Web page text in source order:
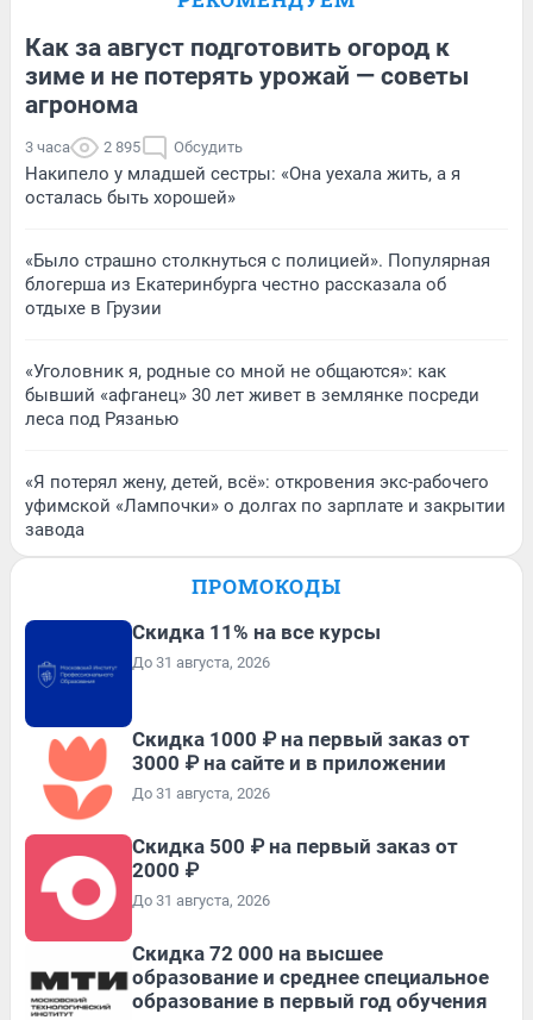
Как за август подготовить огород к
зиме и не потерять урожай — советы
агронома
3 часа 2 895 Обсудить
Накипело у младшей сестры: «Она уехала жить, а я
осталась быть хорошей»
«Было страшно столкнуться с полицией». Популярная
блогерша из Екатеринбурга честно рассказала об
отдыхе в Грузии
«Уголовник я, родные со мной не общаются»: как
бывший «афганец» 30 лет живет в землянке посреди
леса под Рязанью
«Я потерял жену, детей, всё»: откровения экс-рабочего
уфимской «Лампочки» о долгах по зарплате и закрытии
завода
ПРОМОКОДЫ
Скидка 11% на все курсы
До 31 августа, 2026
Скидка 1000 ₽ на первый заказ от
3000 ₽ на сайте и в приложении
До 31 августа, 2026
Скидка 500 ₽ на первый заказ от
2000 ₽
До 31 августа, 2026
Скидка 72 000 на высшее
образование и среднее специальное
образование в первый год обучения